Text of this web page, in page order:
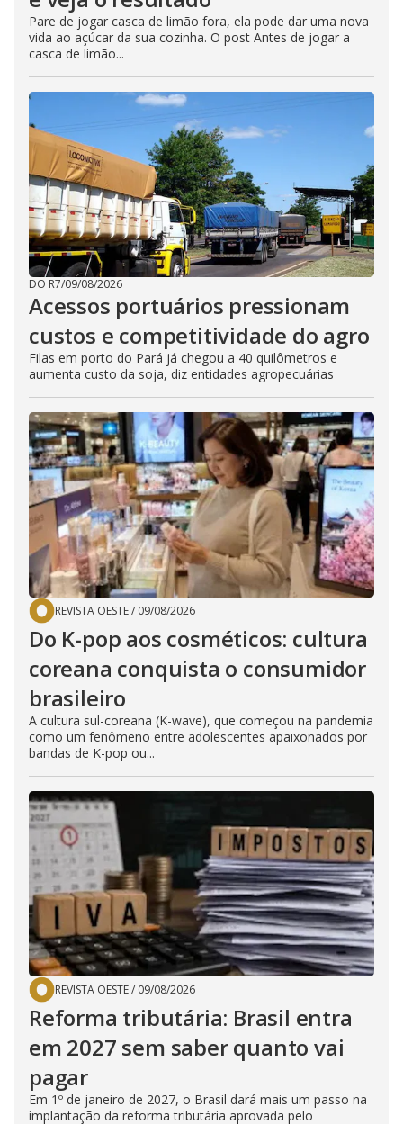
Pare de jogar casca de limão fora, ela pode dar uma nova
vida ao açúcar da sua cozinha. O post Antes de jogar a
casca de limão...
DO R7/09/08/2026
Acessos portuários pressionam
custos e competitividade do agro
Filas em porto do Pará já chegou a 40 quilômetros e
aumenta custo da soja, diz entidades agropecuárias
REVISTA OESTE/ 09/08/2026
Do K-pop aos cosméticos: cultura
coreana conquista o consumidor
brasileiro
A cultura sul-coreana (K-wave), que começou na pandemia
como um fenômeno entre adolescentes apaixonados por
bandas de K-pop ou...
REVISTA OESTE/ 09/08/2026
Reforma tributária: Brasil entra
em 2027 sem saber quanto vai
pagar
Em 1º de janeiro de 2027, o Brasil dará mais um passo na
implantação da reforma tributária aprovada pelo